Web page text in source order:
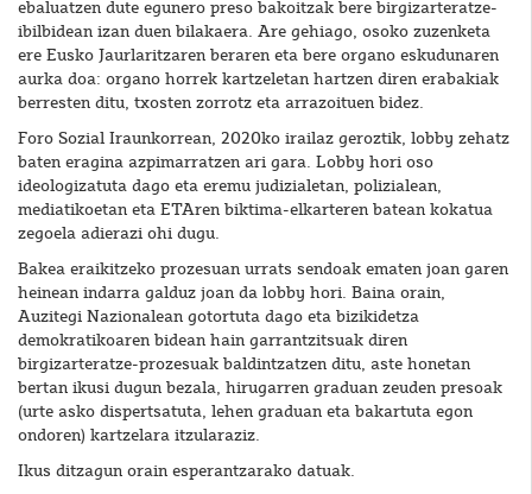
ebaluatzen dute egunero preso bakoitzak bere birgizarteratze-
ibilbidean izan duen bilakaera. Are gehiago, osoko zuzenketa
ere Eusko Jaurlaritzaren beraren eta bere organo eskudunaren
aurka doa: organo horrek kartzeletan hartzen diren erabakiak
berresten ditu, txosten zorrotz eta arrazoituen bidez.
Foro Sozial Iraunkorrean, 2020ko irailaz geroztik, lobby zehatz
baten eragina azpimarratzen ari gara. Lobby hori oso
ideologizatuta dago eta eremu judizialetan, polizialean,
mediatikoetan eta ETAren biktima-elkarteren batean kokatua
zegoela adierazi ohi dugu.
Bakea eraikitzeko prozesuan urrats sendoak ematen joan garen
heinean indarra galduz joan da lobby hori. Baina orain,
Auzitegi Nazionalean gotortuta dago eta bizikidetza
demokratikoaren bidean hain garrantzitsuak diren
birgizarteratze-prozesuak baldintzatzen ditu, aste honetan
bertan ikusi dugun bezala, hirugarren graduan zeuden presoak
(urte asko dispertsatuta, lehen graduan eta bakartuta egon
ondoren) kartzelara itzularaziz.
Ikus ditzagun orain esperantzarako datuak.